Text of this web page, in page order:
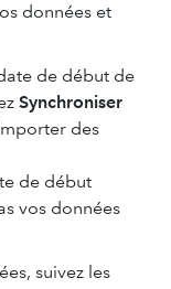
données et
de début de
Synchroniser
des
de début
vos données
suivez les